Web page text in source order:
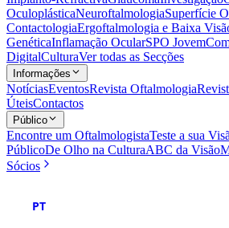
OculoplásticaNeuroftalmologiaSuperfície
ContactologiaErgoftalmologia e Baixa
GenéticaInflamação OcularSPO Jovem
DigitalCulturaVer todas as Secções
Informações
NotíciasEventosRevista Oftalmologia
ÚteisContactos
Público
Encontre um OftalmologistaTeste a sua
PúblicoDe Olho na CulturaABC da Visão
Sócios
PT